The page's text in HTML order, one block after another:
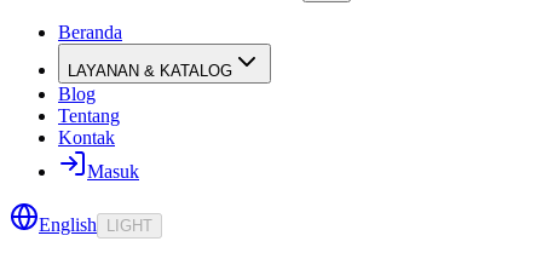
Beranda
LAYANAN & KATALOG
Blog
Tentang
Kontak
Masuk
English LIGHT